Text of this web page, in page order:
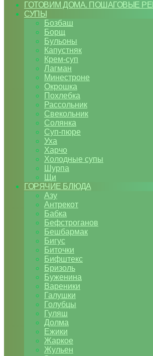
ГОТОВИМ ДОМА. ПОШАГОВЫЕ
СУПЫ
Бозбаш
Борщ
Бульоны
Капустняк
Крем-суп
Лагман
Минестроне
Окрошка
Похлебка
Рассольник
Свекольник
Солянка
Суп-пюре
Уха
Харчо
Холодные супы
Шурпа
Щи
ГОРЯЧИЕ БЛЮДА
Азу
Антрекот
Бабка
Бефстроганов
Бешбармак
Бигус
Биточки
Бифштекс
Бризоль
Буженина
Вареники
Галушки
Голубцы
Гуляш
Долма
Ежики
Жаркое
Жульен